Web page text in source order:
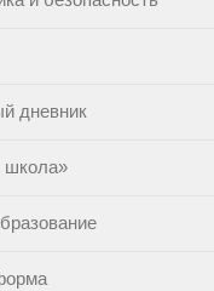
дневник
школа»